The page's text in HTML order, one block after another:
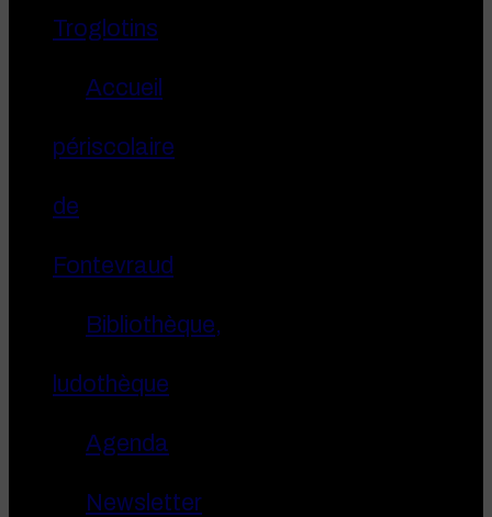
Troglotins
Accueil
périscolaire
de
Fontevraud
Bibliothèque,
ludothèque
Agenda
Newsletter